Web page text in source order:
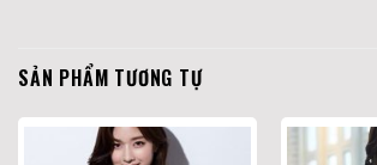
SẢN PHẨM TƯƠNG TỰ